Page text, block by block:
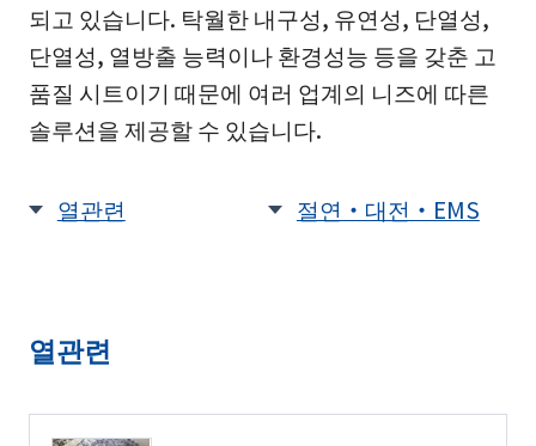
되고 있습니다. 탁월한 내구성, 유연성, 단열성,
단열성, 열방출 능력이나 환경성능 등을 갖춘 고
품질 시트이기 때문에 여러 업계의 니즈에 따른
솔루션을 제공할 수 있습니다.
열관련 절연・대전・EMS
열관련